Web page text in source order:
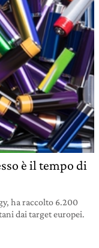
è il tempo di
ha raccolto 6.200
dai target europei.